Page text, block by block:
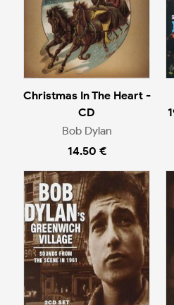
Christmas In The Heart -
CD
Bob Dylan
14.50 €